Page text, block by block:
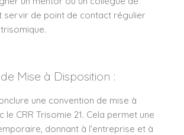
servir de point de contact régulier
Mise à Disposition :
une convention de mise à
le CRR Trisomie 21. Cela permet une
donnant à l’entreprise et à